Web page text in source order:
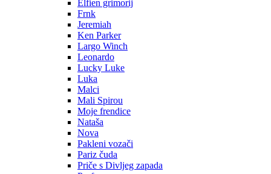
Elfien grimorij
Frnk
Jeremiah
Ken Parker
Largo Winch
Leonardo
Lucky Luke
Luka
Malci
Mali Spirou
Moje frendice
Nataša
Nova
Pakleni vozači
Pariz čuda
Priče s Divljeg zapada